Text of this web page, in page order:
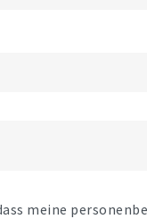
meine